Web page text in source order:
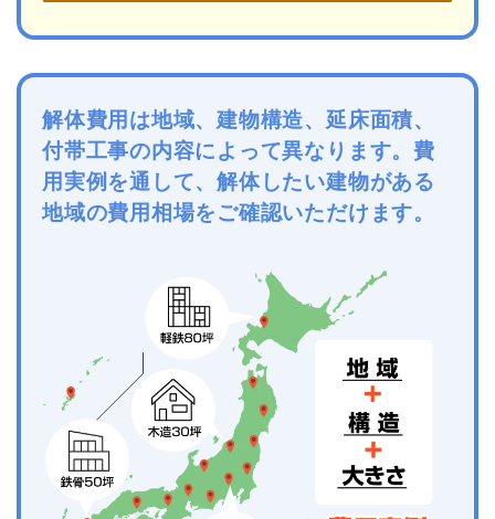
解体費用は地域、建物構造、延床面積、
付帯工事の内容によって異なります。費
用実例を通して、解体したい建物がある
地域の費用相場をご確認いただけます。